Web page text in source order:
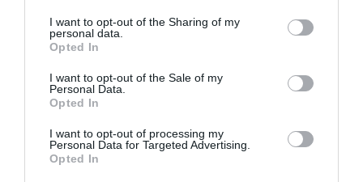
not limited to your visit or usage behaviour. You may click to
grant or deny consent to Google and its third-party tags to
use your data for below specified purposes in below Google
consent section.
I want to opt-out of the Sharing of my
personal data.
Opted In
I want to opt-out of the Sale of my
Personal Data.
Opted In
I want to opt-out of processing my
Personal Data for Targeted Advertising.
Opted In
ΕΒΕΠ: Συνάντηση συνεργασίας με τον Τάκη
Θεοδωρικάκο ενόψει ΔΕΘ